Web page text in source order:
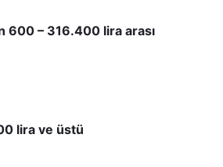
600 – 316.400 lira arası
lira ve üstü